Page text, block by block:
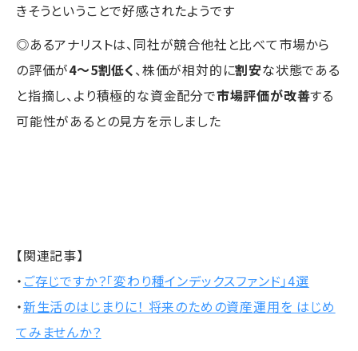
きそうということで好感されたようです
◎あるアナリストは、同社が競合他社と比べて市場から
の評価が4～5割低く、株価が相対的に割安な状態である
と指摘し、より積極的な資金配分で市場評価が改善する
可能性があるとの見方を示しました
【関連記事】
・ ご存じですか？「変わり種インデックスファンド」4選
・新生活のはじまりに！ 将来のための資産運用を はじめ
てみませんか？